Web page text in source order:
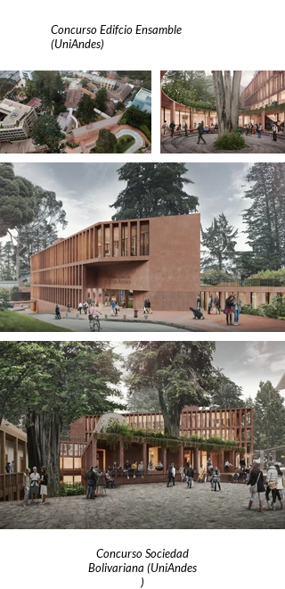
Concurso Edifcio Ensamble
(UniAndes)
Concurso Sociedad
Bolivariana (UniAndes
)